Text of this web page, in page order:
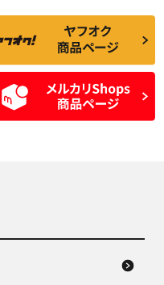
られるが、使用に問
題のない中古品
D
残り溝も少なく、偏
磨耗がみられ、短期
間使用できるくらい
の中古品